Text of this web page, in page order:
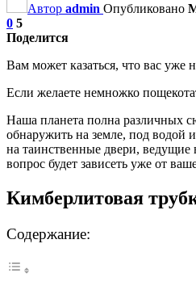
Автор admin Опубликовано
0 5
Поделится
Вам может казаться, что вас уже
Если желаете немножко
Наша планета полна различных
обнаружить на земле, под водой
на таинственные двери,
вопрос будет зависеть уже от
Кимберлитовая
Содержание: